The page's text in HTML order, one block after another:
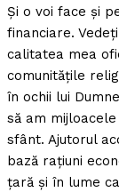
Şi o voi face şi
financiare.
calitatea mea
comunităţile
în ochii lui
să am
sfânt. Ajutorul
bază raţiuni
ţară şi în lume